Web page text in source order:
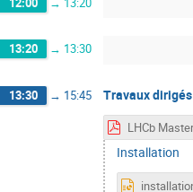
13:20 → 13:30
13:30 → 15:45 Travaux dirigés
Installation